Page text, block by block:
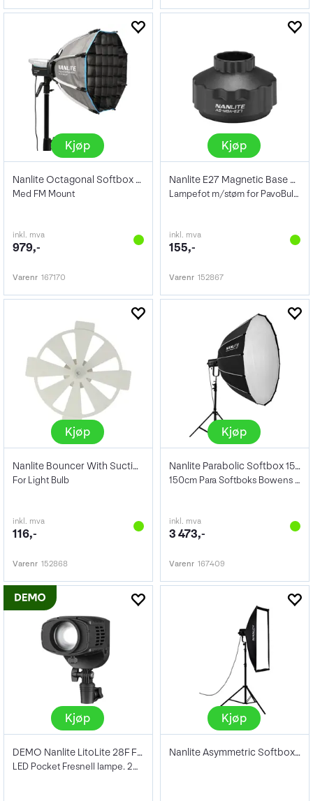
Kjøp
Nanlite Octagonal Softbox 40cm
Med FM Mount
inkl. mva
979,-
Varenr 167170
Kjøp
Nanlite E27 Magnetic Base Adapter
Lampefot m/støm for PavoBulb 10C
inkl. mva
155,-
Varenr 152867
Kjøp
Nanlite Bouncer With Suction Cup
For Light Bulb
inkl. mva
116,-
Varenr 152868
Kjøp
Nanlite Parabolic Softbox 150 QR
150cm Para Softboks Bowens Mount
inkl. mva
3 473,-
Varenr 167409
Kjøp
DEMO Nanlite LitoLite 28F Fresnel Light
LED Pocket Fresnell lampe. 20° til 50°
Kjøp
Nanlite Asymmetric Softbox Of 45X110Cm